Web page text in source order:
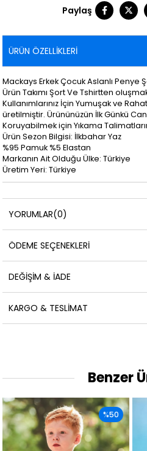
Paylaş
ÜRÜN ÖZELLIKLERI
Mackays Erkek Çocuk Aslanlı Penye
Ürün Takımı Şort Ve Tshirtten
Kullanımlarınız İçin Yumuşak ve
üretilmiştir. Ürününüzün İlk Günkü
Koruyabilmek için Yıkama
Ürün Sezon Bilgisi: İlkbahar Yaz
%95 Pamuk %5 Elastan
Markanın Ait Olduğu Ülke: Türkiye
Üretim Yeri: Türkiye
YORUMLAR(0)
ÖDEME SEÇENEKLERI
DEĞIŞIM & İADE
KARGO & TESLIMAT
Benzer
%50